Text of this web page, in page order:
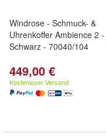
Windrose - Schmuck- &
Uhrenkoffer Ambience 2 -
Schwarz - 70040/104
449,00 €
Kostenloser Versand